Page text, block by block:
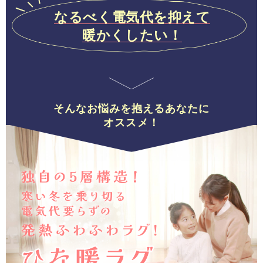
なるべく電気代を抑えて
暖かくしたい！
そんなお悩みを抱えるあなたに
オススメ！